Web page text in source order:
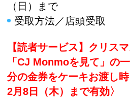
（日）まで
受取方法／店頭受取
【読者サービス】クリス
「CJ Monmoを見て」の
分の金券をケーキお渡し
2月8日（木）まで有効〉